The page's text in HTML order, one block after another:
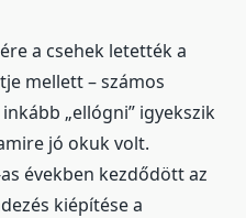
a csehek letették a
mellett – számos
„ellógni” igyekszik
jó okuk volt.
években kezdődött az
kiépítése a